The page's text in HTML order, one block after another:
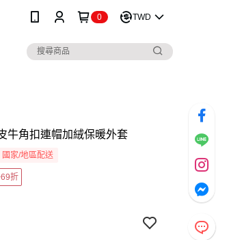
0 TWD
牛角扣連帽加絨保暖外套
國家/地區配送
折